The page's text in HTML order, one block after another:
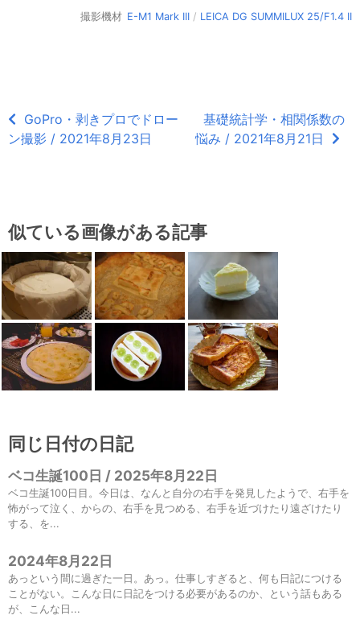
撮影機材 E-M1 Mark III / LEICA DG SUMMILUX 25/F1.4 II
GoPro・剥きプロでドロー
ン撮影 / 2021年8月23日
基礎統計学・相関係数の
悩み / 2021年8月21日
似ている画像がある記事
同じ日付の日記
ベコ生誕100日 / 2025年8月22日
ベコ生誕100日目。今日は、なんと自分の右手を発見したようで、右手を
怖がって泣く、からの、右手を見つめる、右手を近づけたり遠ざけたり
する、を...
2024年8月22日
あっという間に過ぎた一日。あっ。仕事しすぎると、何も日記につける
ことがない。こんな日に日記をつける必要があるのか、という話もある
が、こんな日...